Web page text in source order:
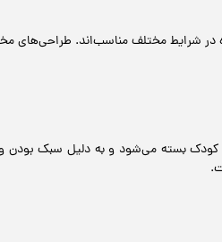
شرایط مختلف مناسب‌اند. طراحی‌های
بسته می‌شود و به دلیل سبک بودن